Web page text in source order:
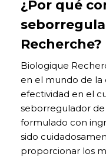
¿Por qué
Recherche?
Biologique
en el mundo de la
efectividad en el
seborregulador
formulado con
sido
proporcionar los